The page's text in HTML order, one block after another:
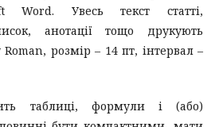
Word. Увесь текст статті,
анотації тощо друкують
розмір – 14 пт, інтервал –
таблиці, формули і (або)